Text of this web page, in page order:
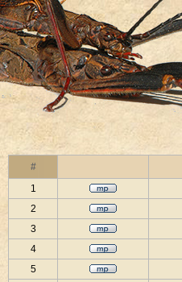
#
1
2
3
4
5